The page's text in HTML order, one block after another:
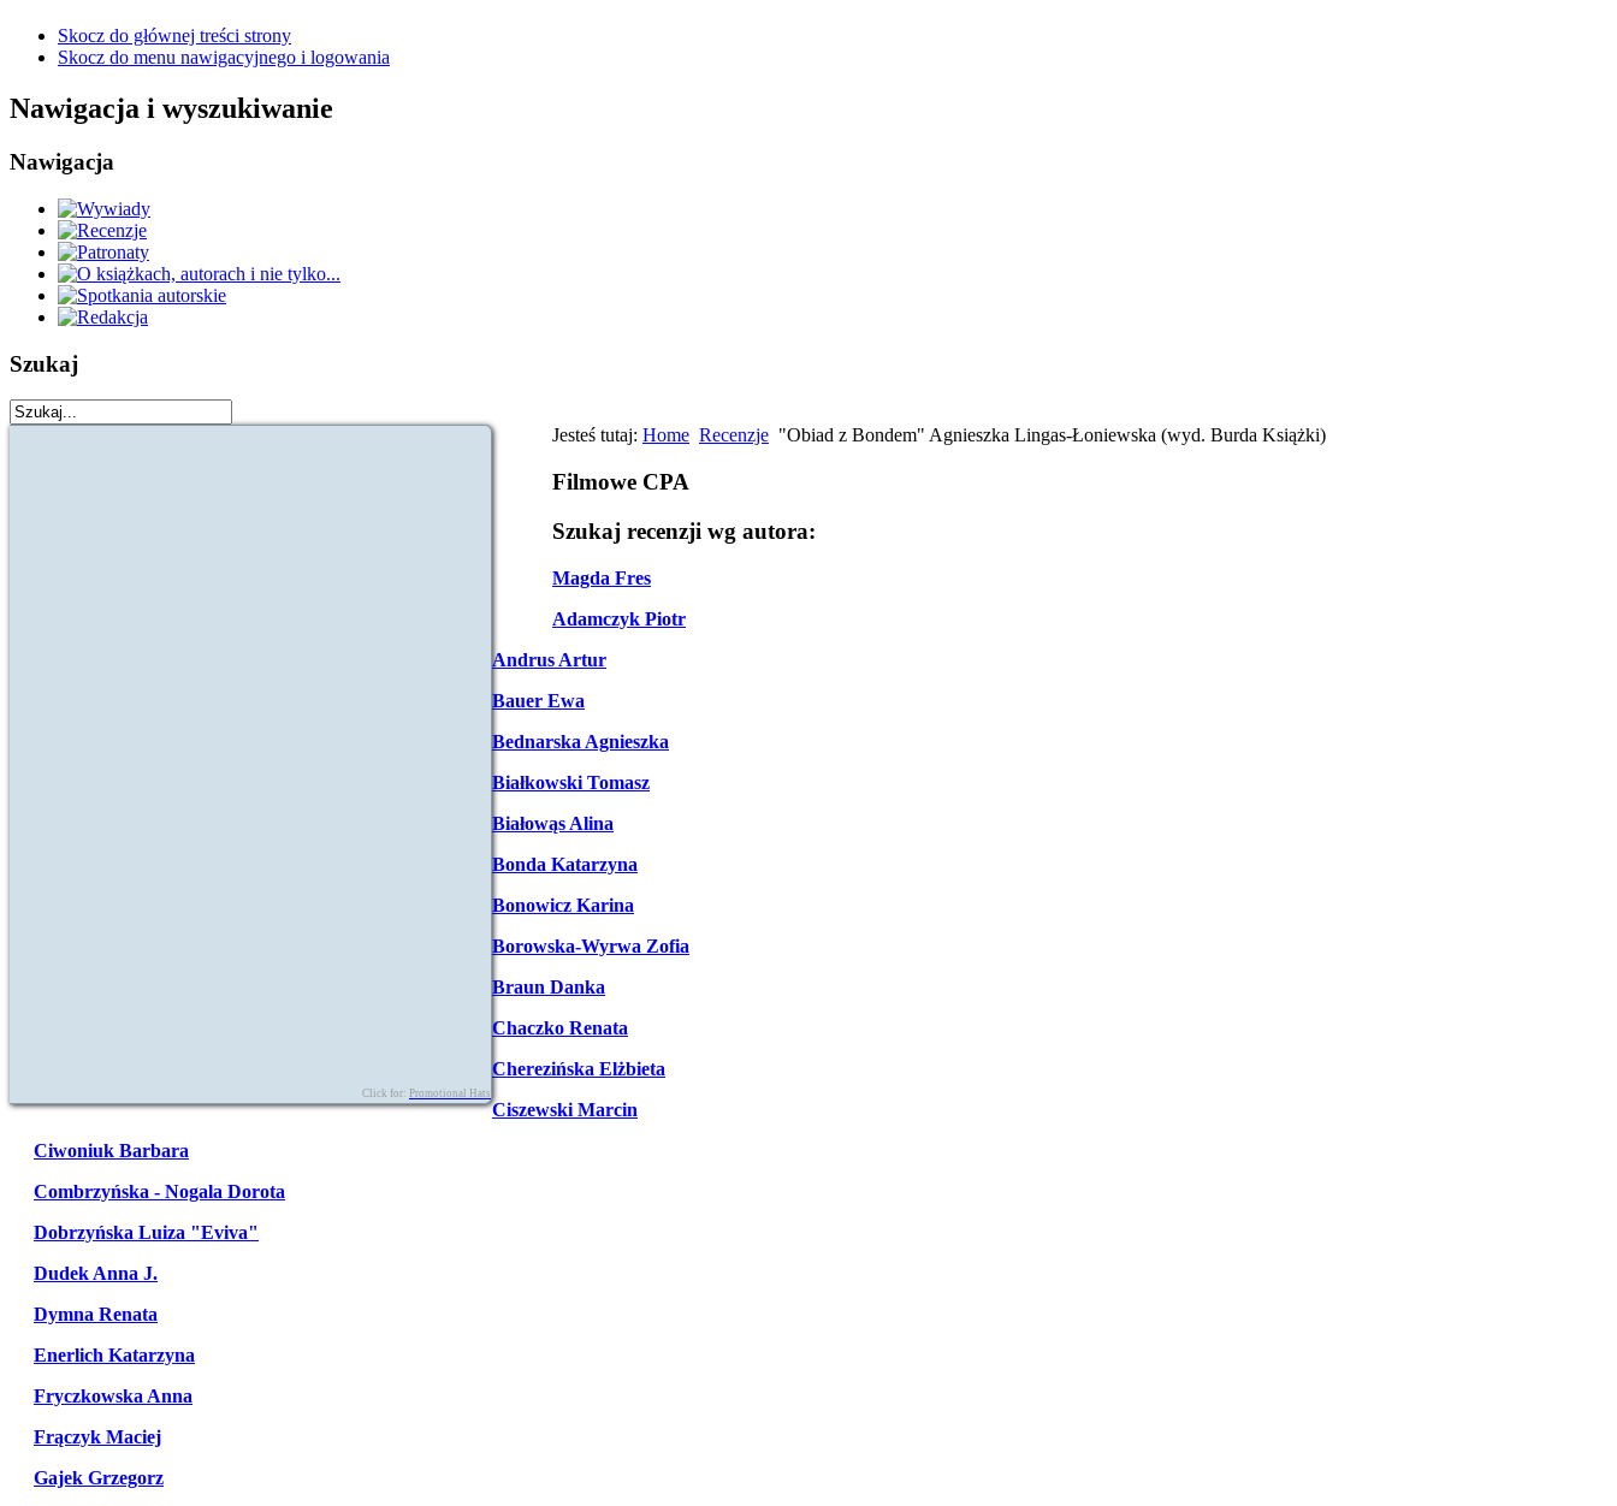
Skocz do głównej treści strony
Skocz do menu nawigacyjnego i logowania
Nawigacja i wyszukiwanie
Nawigacja
Szukaj
Click for: Promotional Hats
Jesteś tutaj: Home Recenzje "Obiad z Bondem" Agnieszka Lingas-Łoniewska (wyd. Burda Książki)
Filmowe CPA
Szukaj recenzji wg autora:
Magda Fres
Adamczyk Piotr
Andrus Artur
Bauer Ewa
Bednarska Agnieszka
Białkowski Tomasz
Białowąs Alina
Bonda Katarzyna
Bonowicz Karina
Borowska-Wyrwa Zofia
Braun Danka
Chaczko Renata
Cherezińska Elżbieta
Ciszewski Marcin
Ciwoniuk Barbara
Combrzyńska - Nogala Dorota
Dobrzyńska Luiza "Eviva"
Dudek Anna J.
Dymna Renata
Enerlich Katarzyna
Fryczkowska Anna
Frączyk Maciej
Gajek Grzegorz